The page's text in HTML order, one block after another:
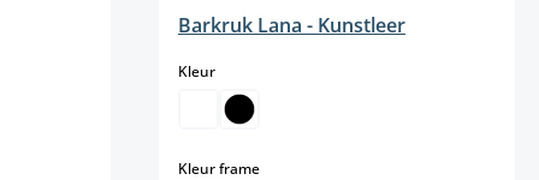
Barkruk Lana - Kunstleer
Kleurselect
Kleur frameselect